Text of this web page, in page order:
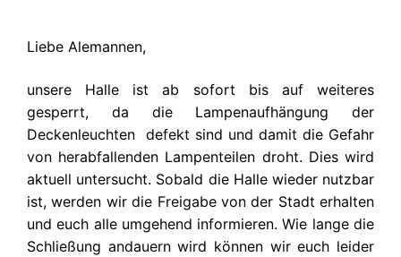
Liebe Alemannen,
unsere Halle ist ab sofort bis auf weiteres
gesperrt, da die Lampenaufhängung der
Deckenleuchten defekt sind und damit die Gefahr
von herabfallenden Lampenteilen droht. Dies wird
aktuell untersucht. Sobald die Halle wieder nutzbar
ist, werden wir die Freigabe von der Stadt erhalten
und euch alle umgehend informieren. Wie lange die
Schließung andauern wird können wir euch leider